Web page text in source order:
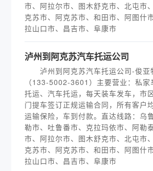
市、阿拉尔市、图木舒克市、北屯市
克苏市、阿克苏市、和田市、阿图什
拉山口市、昌吉市、阜康市
泸州到阿克苏汽车托运公司
泸州到阿克苏汽车托运公司-俊亚
（133-5002-3601）主要营业：私家
托运、汽车托运，每天装车发车，市
门提车签订正规运输合同，所有客户
运输保险，车到付款。直达线路：乌
勒市、吐鲁番市、克拉玛依市、阿勒
市、阿拉尔市、图木舒克市、北屯市
克苏市、阿克苏市、和田市、阿图什
拉山口市、昌吉市、阜康市